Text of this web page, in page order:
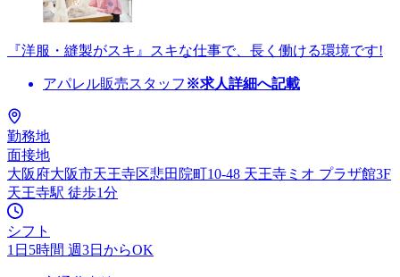
『洋服・縫製がスキ』スキな仕事で、長く働ける環境です!
アパレル販売スタッフ ※求人詳細へ記載
勤務地
面接地
大阪府大阪市天王寺区悲田院町10-48 天王寺ミオ プラザ館3F
天王寺駅 徒歩1分
シフト
1日5時間 週3日からOK